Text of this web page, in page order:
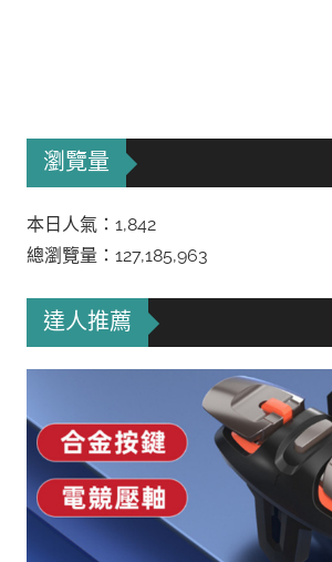
瀏覽量
本日人氣：1,842
總瀏覽量：127,185,963
達人推薦